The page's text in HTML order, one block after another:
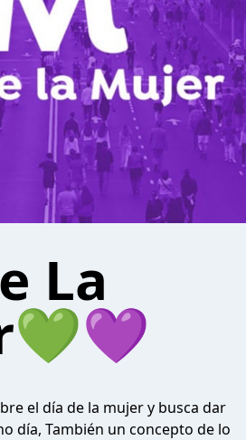
La
el día de la mujer y busca dar
día, También un concepto de lo